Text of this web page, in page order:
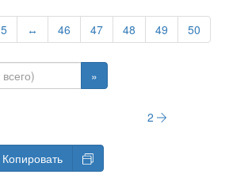
5 ↔ 46 47 48 49 50
»
2
Копировать